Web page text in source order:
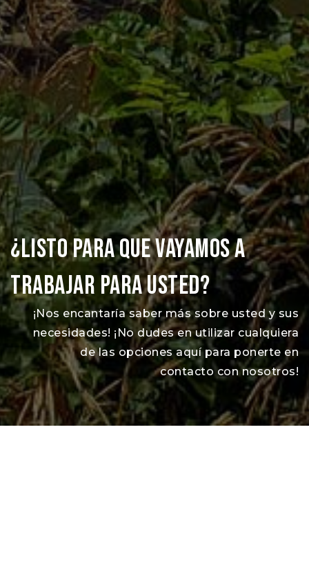
¿LISTO PARA QUE VAYAMOS A
TRABAJAR PARA USTED?
¡Nos encantaría saber más sobre usted y sus
necesidades! ¡No dudes en utilizar cualquiera
de las opciones aquí para ponerte en
contacto con nosotros!